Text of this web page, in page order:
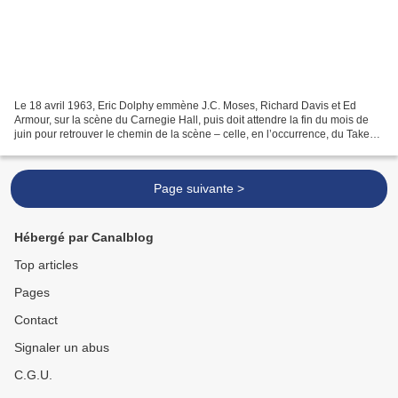
Le 18 avril 1963, Eric Dolphy emmène J.C. Moses, Richard Davis et Ed
Armour, sur la scène du Carnegie Hall, puis doit attendre la fin du mois de
juin pour retrouver le chemin de la scène – celle, en l’occurrence, du Take
Page suivante >
Hébergé par Canalblog
Top articles
Pages
Contact
Signaler un abus
C.G.U.